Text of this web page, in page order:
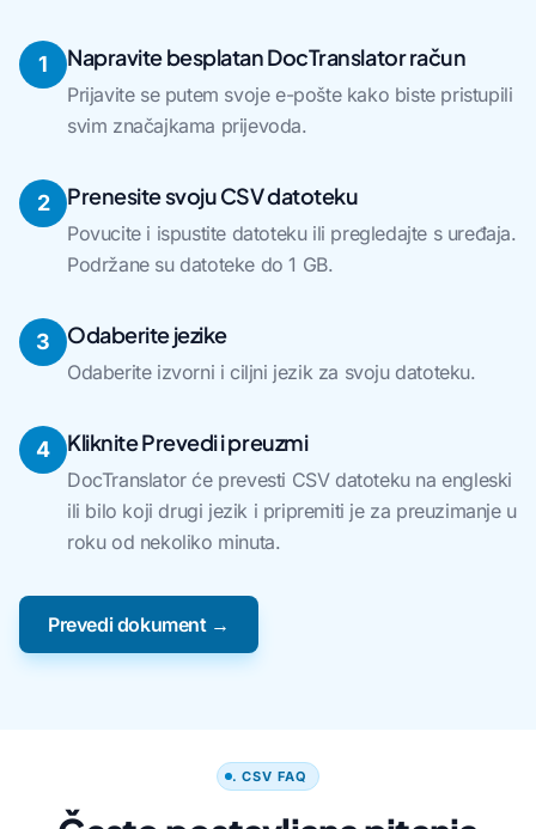
1 Napravite besplatan DocTranslator račun
Prijavite se putem svoje e-pošte kako biste pristupili
svim značajkama prijevoda.
2 Prenesite svoju CSV datoteku
Povucite i ispustite datoteku ili pregledajte s uređaja.
Podržane su datoteke do 1 GB.
3 Odaberite jezike
Odaberite izvorni i ciljni jezik za svoju datoteku.
4 Kliknite Prevedi i preuzmi
DocTranslator će prevesti CSV datoteku na engleski
ili bilo koji drugi jezik i pripremiti je za preuzimanje u
roku od nekoliko minuta.
Prevedi dokument →
. CSV FAQ